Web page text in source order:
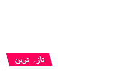
تازہ ترین